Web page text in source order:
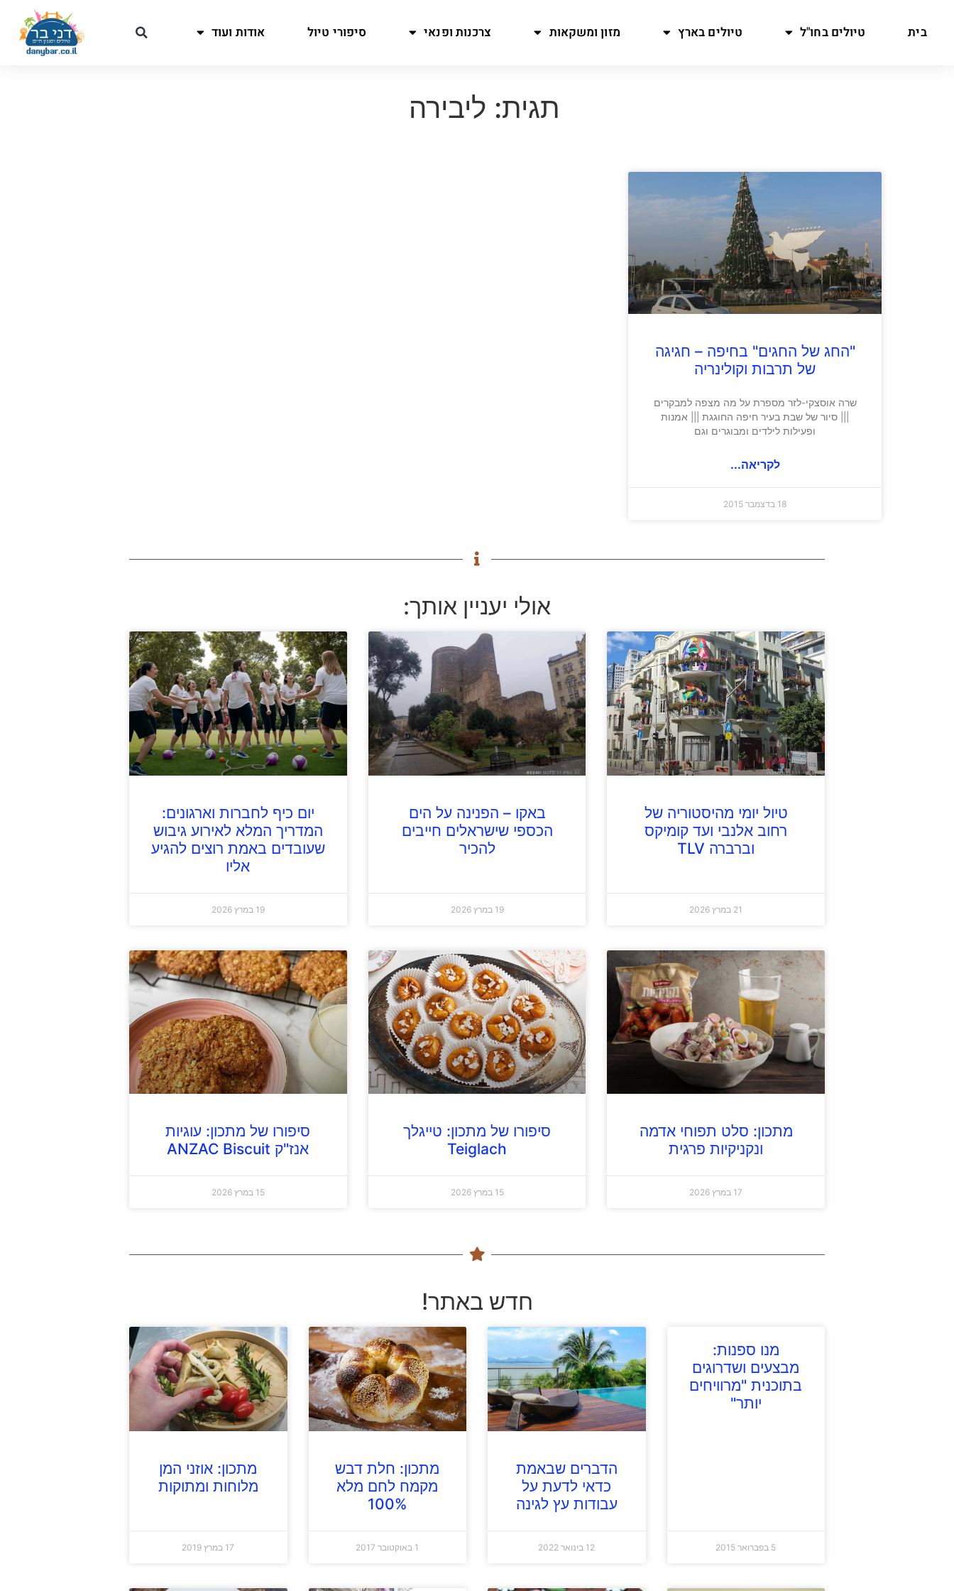
בית טיולים בחו"ל טיולים בארץ מזון ומשקאות צרכנות ופנאי סיפורי טיול אודות ועוד
תגית: ליבירה
"החג של החגים" בחיפה – חגיגה
של תרבות וקולינריה
שרה אוסצקי-לזר מספרת על מה מצפה למבקרים
||| סיור של שבת בעיר חיפה החוגגת ||| אמנות
ופעילות לילדים ומבוגרים וגם
לקריאה...
18 בדצמבר 2015
אולי יעניין אותך:
טיול יומי מהיסטוריה של
רחוב אלנבי ועד קומיקס
וברברה TLV
21 במרץ 2026
באקו – הפנינה על הים
הכספי שישראלים חייבים
להכיר
19 במרץ 2026
יום כיף לחברות וארגונים:
המדריך המלא לאירוע גיבוש
שעובדים באמת רוצים להגיע
אליו
19 במרץ 2026
מתכון: סלט תפוחי אדמה
ונקניקיות פרגית
17 במרץ 2026
סיפורו של מתכון: טייגלך
Teiglach
15 במרץ 2026
סיפורו של מתכון: עוגיות
אנז"ק ANZAC Biscuit
15 במרץ 2026
חדש באתר!
מנו ספנות:
מבצעים ושדרוגים
בתוכנית "מרוויחים
יותר"
5 בפברואר 2015
הדברים שבאמת
כדאי לדעת על
עבודות עץ לגינה
12 בינואר 2022
מתכון: חלת דבש
מקמח לחם מלא
100%
1 באוקטובר 2017
מתכון: אוזני המן
מלוחות ומתוקות
17 במרץ 2019